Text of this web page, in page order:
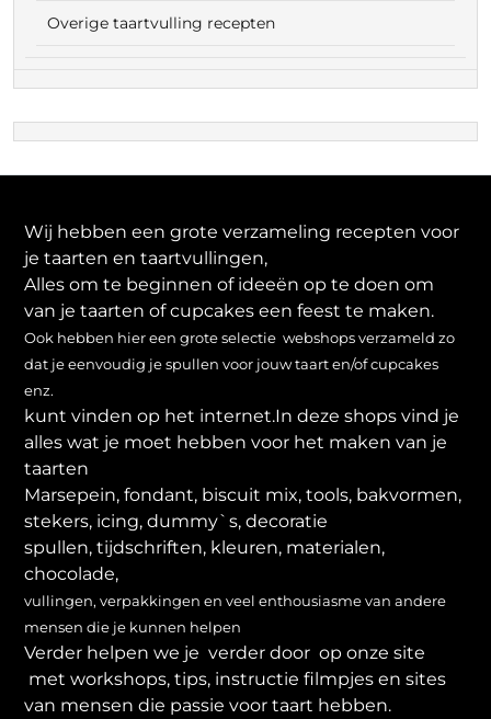
Overige taartvulling recepten
Wij hebben een grote verzameling recepten voor
je taarten en taartvullingen,
Alles om te beginnen of ideeën op te doen om
van je taarten of cupcakes een feest te maken.
Ook hebben hier een grote selectie webshops verzameld zo
dat je eenvoudig je spullen voor jouw taart en/of cupcakes
enz.
kunt vinden op het internet.In deze shops vind je
alles wat je moet hebben voor het maken van je
taarten
Marsepein, fondant, biscuit mix, tools, bakvormen,
stekers, icing, dummy`s, decoratie
spullen, tijdschriften, kleuren, materialen,
chocolade,
vullingen, verpakkingen en veel enthousiasme van andere
mensen die je kunnen helpen
Verder helpen we je verder door op onze site
met workshops, tips, instructie filmpjes en sites
van mensen die passie voor taart hebben.